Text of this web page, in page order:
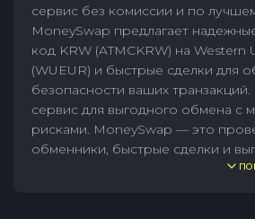
сервис без комиссии и по
MoneySwap предлагает
код KRW (ATMCKRW) на Western
(WUEUR) и быстрые сделки для
безопасности ваших
сервис для выгодного обмена с
рисками. MoneySwap — это
обменники, быстрые сделки и